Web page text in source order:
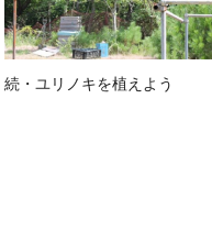
続・ユリノキを植えよう